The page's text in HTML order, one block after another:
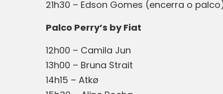
21h30 – Edson Gomes (encerra o
Palco Perry’s by Fiat
12h00 – Camila Jun
13h00 – Bruna Strait
14h15 – Atkø